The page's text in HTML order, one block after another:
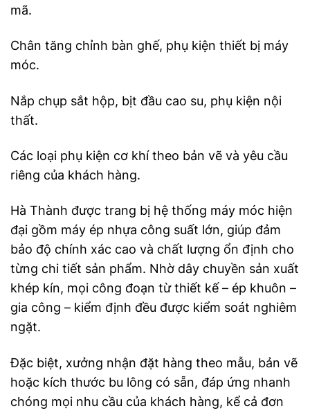
mã.
Chân tăng chỉnh bàn ghế, phụ kiện thiết bị máy
móc.
Nắp chụp sắt hộp, bịt đầu cao su, phụ kiện nội
thất.
Các loại phụ kiện cơ khí theo bản vẽ và yêu cầu
riêng của khách hàng.
Hà Thành được trang bị hệ thống máy móc hiện
đại gồm máy ép nhựa công suất lớn, giúp đảm
bảo độ chính xác cao và chất lượng ổn định cho
từng chi tiết sản phẩm. Nhờ dây chuyền sản xuất
khép kín, mọi công đoạn từ thiết kế – ép khuôn –
gia công – kiểm định đều được kiểm soát nghiêm
ngặt.
Đặc biệt, xưởng nhận đặt hàng theo mẫu, bản vẽ
hoặc kích thước bu lông có sẵn, đáp ứng nhanh
chóng mọi nhu cầu của khách hàng, kể cả đơn